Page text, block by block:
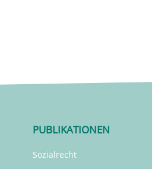
PUBLIKATIONEN
Sozialrecht